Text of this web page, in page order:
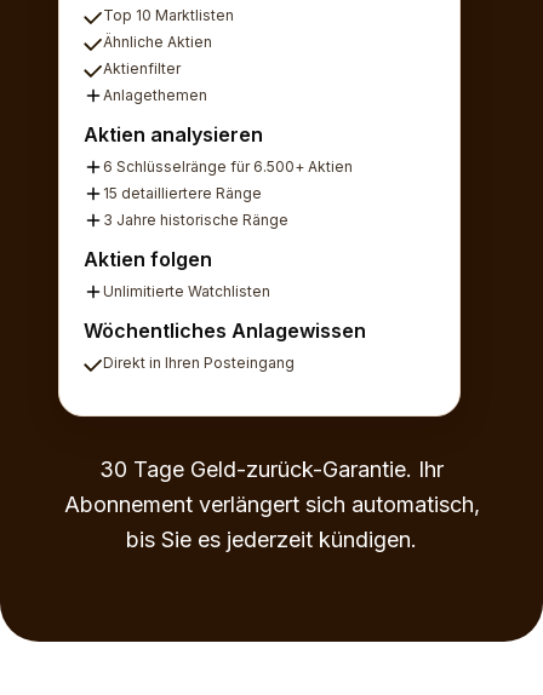
Top 10 Marktlisten
Ähnliche Aktien
Aktienfilter
Anlagethemen
Aktien analysieren
6 Schlüsselränge für 6.500+ Aktien
15 detailliertere Ränge
3 Jahre historische Ränge
Aktien folgen
Unlimitierte Watchlisten
Wöchentliches Anlagewissen
Direkt in Ihren Posteingang
30 Tage Geld-zurück-Garantie. Ihr
Abonnement verlängert sich automatisch,
bis Sie es jederzeit kündigen.